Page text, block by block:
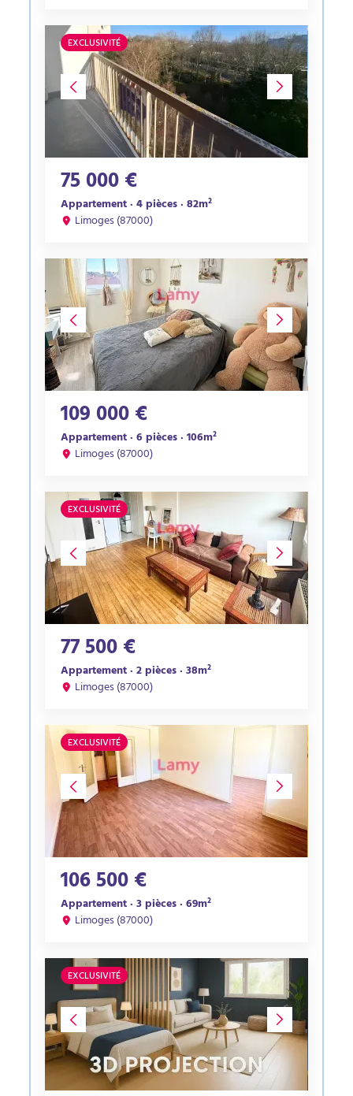
EXCLUSIVITÉ
75 000 €
Appartement · 4 pièces · 82m²
Limoges (87000)
109 000 €
Appartement · 6 pièces · 106m²
Limoges (87000)
EXCLUSIVITÉ
77 500 €
Appartement · 2 pièces · 38m²
Limoges (87000)
EXCLUSIVITÉ
106 500 €
Appartement · 3 pièces · 69m²
Limoges (87000)
EXCLUSIVITÉ